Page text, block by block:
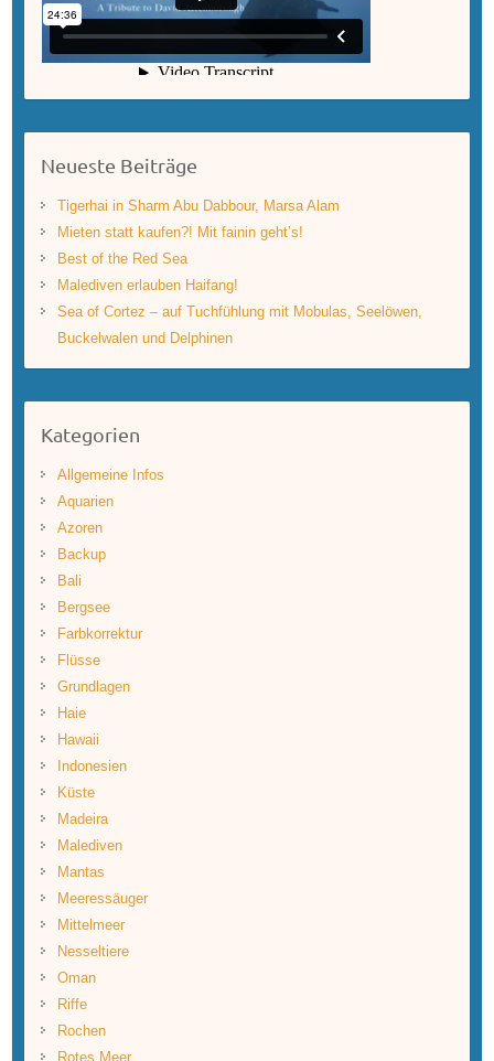
Neueste Beiträge
Tigerhai in Sharm Abu Dabbour, Marsa Alam
Mieten statt kaufen?! Mit fainin geht’s!
Best of the Red Sea
Malediven erlauben Haifang!
Sea of Cortez – auf Tuchfühlung mit Mobulas, Seelöwen,
Buckelwalen und Delphinen
Kategorien
Allgemeine Infos
Aquarien
Azoren
Backup
Bali
Bergsee
Farbkorrektur
Flüsse
Grundlagen
Haie
Hawaii
Indonesien
Küste
Madeira
Malediven
Mantas
Meeressäuger
Mittelmeer
Nesseltiere
Oman
Riffe
Rochen
Rotes Meer